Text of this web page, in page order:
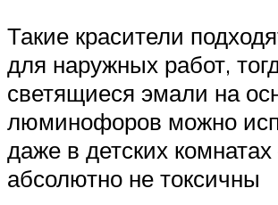
Такие красители
для наружных работ,
светящиеся эмали на
люминофоров можно
даже в детских комнатах
абсолютно не токсичны